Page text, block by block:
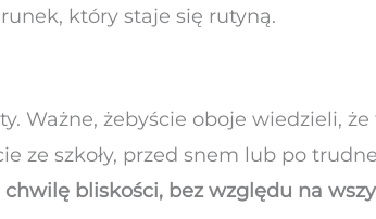
który staje się rutyną.
Ważne, żebyście oboje wiedzieli,
ze szkoły, przed snem lub po
bliskości, bez względu na